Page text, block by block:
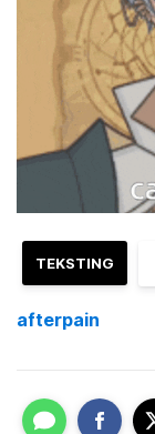
TEKSTING
afterpain